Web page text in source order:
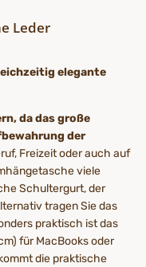
Leder
elegante
da das große
der
Freizeit oder auch auf
viele
Schultergurt, der
tragen Sie das
praktisch ist das
für MacBooks oder
die praktische